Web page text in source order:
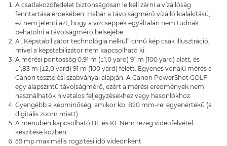
A csatlakozófedelet biztonságosan le kell zárni a vízállóság
fenntartása érdekében. Habár a távolságmérő vízálló kialakítású,
ez nem jelenti azt, hogy a vízcseppek egyáltalán nem tudnak
behatolni a távolságmérő belsejébe.
A „Képstabilizátor technológia nélkül” című kép csak illusztráció,
mivel a képstabilizátor nem kapcsolható ki.
A mérési pontosság 0,91 m (±1,0 yard) 91 m (100 yard) alatt, és
±1,83 m (±2,0 yard) 91 m (100 yard) felett. Egyenes vonalú mérés a
Canon tesztelési szabványai alapján. A Canon PowerShot GOLF
egy alapszintű távolságmérő, ezért a mérési eredmények nem
használhatók hivatalos feljegyzésekhez vagy hasonlókhoz.
Gyengébb a képminőség, amikor kb. 820 mm-rel egyenértékű (a
digitális zoom miatt).
A menüben kapcsolható BE és KI. Nem rezeg videofelvétel
készítése közben.
59 mp maximális rögzítési idő videónként.